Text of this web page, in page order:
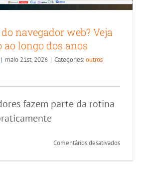
navegador web? Veja
ao longo dos anos
| maio 21st, 2026 | Categories:outros
fazem parte da rotina
Comentários desativadosem
fluxos de automação